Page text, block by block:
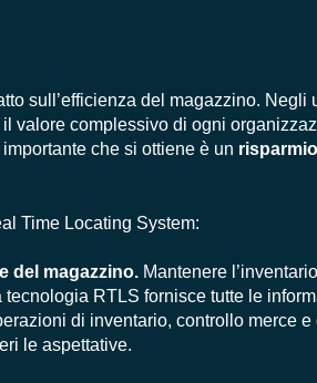
sull’efficienza del magazzino. Negli
valore complessivo di ogni
che si ottiene è un
Time Locating System:
e del magazzino. Mantenere
RTLS fornisce tutte le
di inventario, controllo merce
le aspettative.